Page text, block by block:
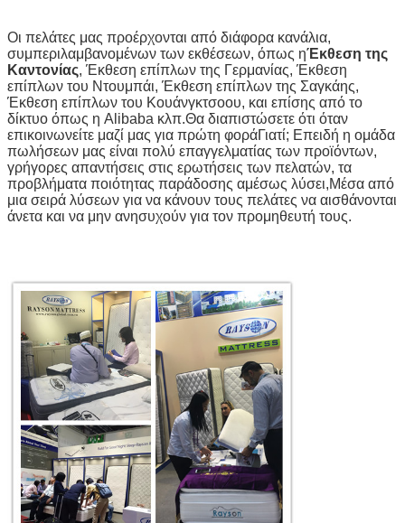
Οι πελάτες μας προέρχονται από διάφορα κανάλια,
συμπεριλαμβανομένων των εκθέσεων, όπως ηΈκθεση της
Καντονίας, Έκθεση επίπλων της Γερμανίας, Έκθεση
επίπλων του Ντουμπάι, Έκθεση επίπλων της Σαγκάης,
Έκθεση επίπλων του Κουάνγκτσοου, και επίσης από το
δίκτυο όπως η Alibaba κλπ.Θα διαπιστώσετε ότι όταν
επικοινωνείτε μαζί μας για πρώτη φοράΓιατί; Επειδή η ομάδα
πωλήσεων μας είναι πολύ επαγγελματίας των προϊόντων,
γρήγορες απαντήσεις στις ερωτήσεις των πελατών, τα
προβλήματα ποιότητας παράδοσης αμέσως λύσει,Μέσα από
μια σειρά λύσεων για να κάνουν τους πελάτες να αισθάνονται
άνετα και να μην ανησυχούν για τον προμηθευτή τους.